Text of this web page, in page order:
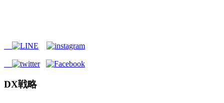
DX戦略